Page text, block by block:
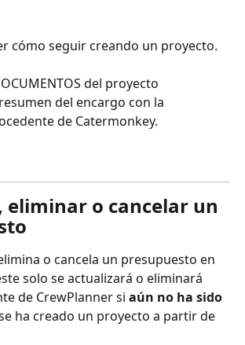
cómo seguir creando un proyecto.
del proyecto
del encargo con la
de Catermonkey.
eliminar o cancelar un
o cancela un presupuesto en
solo se actualizará o eliminará
de CrewPlanner si aún no ha sido
ha creado un proyecto a partir de